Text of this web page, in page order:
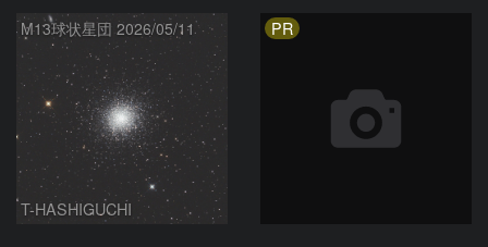
M13球状星団 2026/05/11
T-HASHIGUCHI
PR